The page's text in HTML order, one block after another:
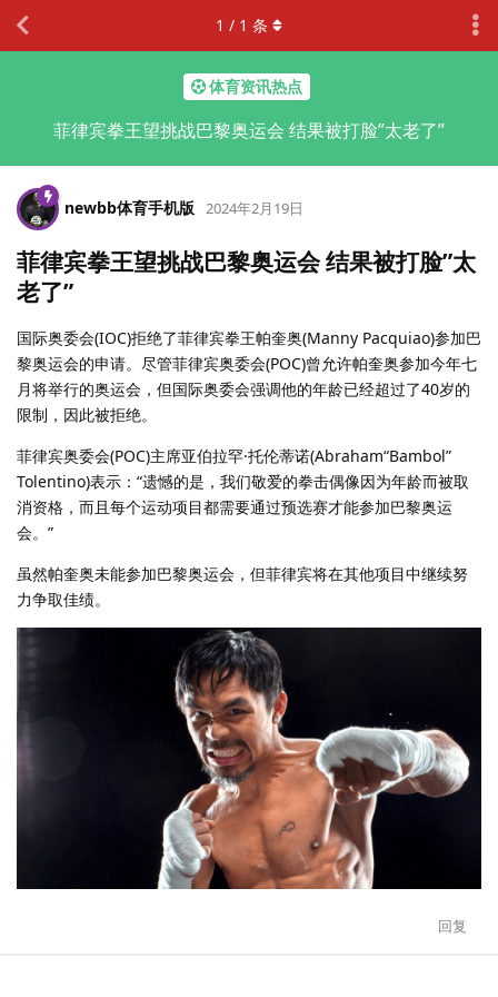
体育资讯热点
菲律宾拳王望挑战巴黎奥运会 结果被打脸”太老了”
1 / 1 条
newbb体育手机版 2024年2月19日
菲律宾拳王望挑战巴黎奥运会 结果被打脸”太
老了”
国际奥委会(IOC)拒绝了菲律宾拳王帕奎奥(Manny Pacquiao)参加巴
黎奥运会的申请。尽管菲律宾奥委会(POC)曾允许帕奎奥参加今年七
月将举行的奥运会，但国际奥委会强调他的年龄已经超过了40岁的
限制，因此被拒绝。
菲律宾奥委会(POC)主席亚伯拉罕·托伦蒂诺(Abraham“Bambol”
Tolentino)表示：“遗憾的是，我们敬爱的拳击偶像因为年龄而被取
消资格，而且每个运动项目都需要通过预选赛才能参加巴黎奥运
会。”
虽然帕奎奥未能参加巴黎奥运会，但菲律宾将在其他项目中继续努
力争取佳绩。
回复